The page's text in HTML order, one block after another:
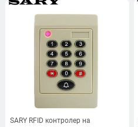
SARY RFID контролер на